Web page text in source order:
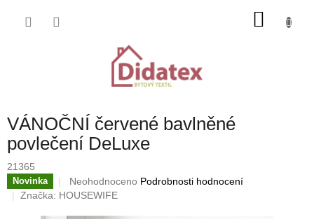
VÁNOČNÍ červené bavlněné
povlečení DeLuxe
21365
Novinka
Průměrné
hodnocení
Neohodnoceno Podrobnosti hodnocení
Značka: HOUSEWIFE